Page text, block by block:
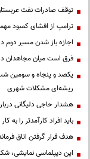
توقف صادرات نفت
ترامپ از افشای کمبود
اجازه باز شدن مسیر دوم
فرق است میان مجاهدان
یکصد و پنجاه و سومین
ریشه‌ای مشکلات شهری
هشدار حاجی دلیگانی
باید افراد کارآمدتر را
هدف قرار گرفتن اتاق‌
این دیپلماسی نمایشی،